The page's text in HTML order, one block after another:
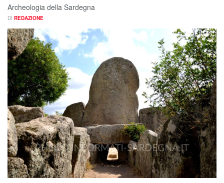
Archeologia della Sardegna
DI REDAZIONE